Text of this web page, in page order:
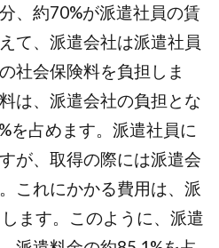
、約70%が派遣社員の賃
て、派遣会社は派遣社員
社会保険料を負担しま
は、派遣会社の負担とな
を占めます。派遣社員に
が、取得の際には派遣会
これにかかる費用は、派
ます。このように、派遣